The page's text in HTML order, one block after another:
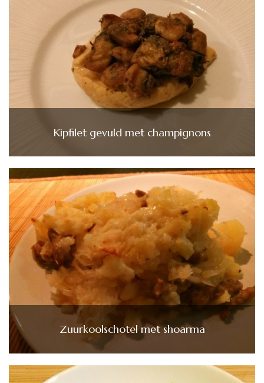
Kipfilet gevuld met champignons
Zuurkoolschotel met shoarma